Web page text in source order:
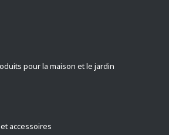
pour la maison et le jardin
accessoires